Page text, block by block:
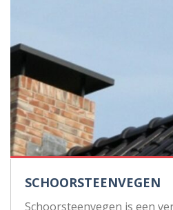
SCHOORSTEENVEGEN
Schoorsteenvegen is een